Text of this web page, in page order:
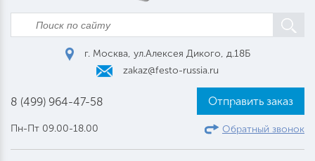
г. Москва, ул.Алексея Дикого, д.18Б
zakaz@festo-russia.ru
8 (499) 964-47-58
Пн-Пт 09.00-18.00
Отправить заказ
Обратный звонок